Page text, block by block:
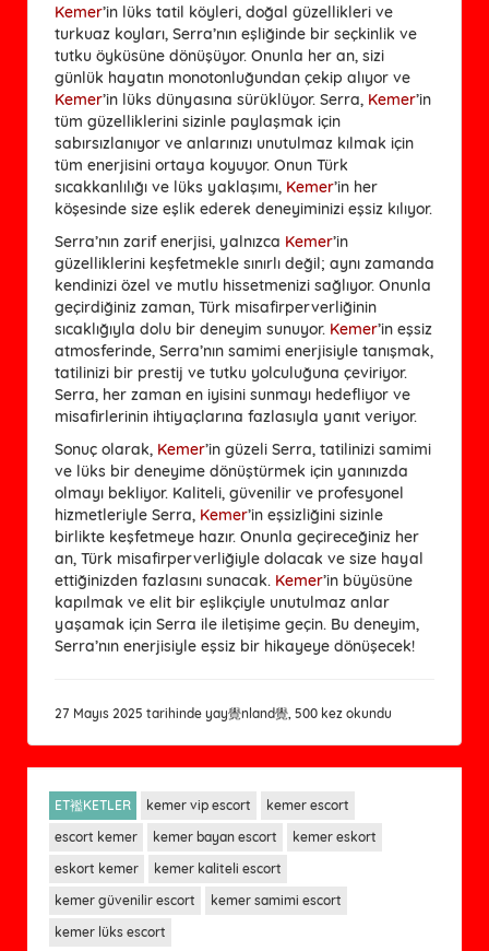
Kemer’in lüks tatil köyleri, doğal güzellikleri ve
turkuaz koyları, Serra’nın eşliğinde bir seçkinlik ve
tutku öyküsüne dönüşüyor. Onunla her an, sizi
günlük hayatın monotonluğundan çekip alıyor ve
Kemer’in lüks dünyasına sürüklüyor. Serra, Kemer’in
tüm güzelliklerini sizinle paylaşmak için
sabırsızlanıyor ve anlarınızı unutulmaz kılmak için
tüm enerjisini ortaya koyuyor. Onun Türk
sıcakkanlılığı ve lüks yaklaşımı, Kemer’in her
köşesinde size eşlik ederek deneyiminizi eşsiz kılıyor.
Serra’nın zarif enerjisi, yalnızca Kemer’in
güzelliklerini keşfetmekle sınırlı değil; aynı zamanda
kendinizi özel ve mutlu hissetmenizi sağlıyor. Onunla
geçirdiğiniz zaman, Türk misafirperverliğinin
sıcaklığıyla dolu bir deneyim sunuyor. Kemer’in eşsiz
atmosferinde, Serra’nın samimi enerjisiyle tanışmak,
tatilinizi bir prestij ve tutku yolculuğuna çeviriyor.
Serra, her zaman en iyisini sunmayı hedefliyor ve
misafirlerinin ihtiyaçlarına fazlasıyla yanıt veriyor.
Sonuç olarak, Kemer’in güzeli Serra, tatilinizi samimi
ve lüks bir deneyime dönüştürmek için yanınızda
olmayı bekliyor. Kaliteli, güvenilir ve profesyonel
hizmetleriyle Serra, Kemer’in eşsizliğini sizinle
birlikte keşfetmeye hazır. Onunla geçireceğiniz her
an, Türk misafirperverliğiyle dolacak ve size hayal
ettiğinizden fazlasını sunacak. Kemer’in büyüsüne
kapılmak ve elit bir eşlikçiyle unutulmaz anlar
yaşamak için Serra ile iletişime geçin. Bu deneyim,
Serra’nın enerjisiyle eşsiz bir hikayeye dönüşecek!
27 Mayıs 2025 tarihinde yay覺nland覺, 500 kez okundu
ET襤KETLER kemer vip escort
kemer escort
escort kemer
kemer bayan escort
kemer eskort
eskort kemer
kemer kaliteli escort
kemer güvenilir escort
kemer samimi escort
kemer lüks escort